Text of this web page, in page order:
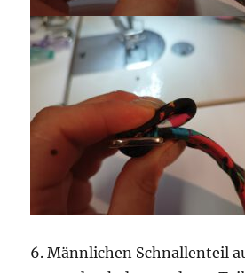
6. Männlichen Schnallenteil